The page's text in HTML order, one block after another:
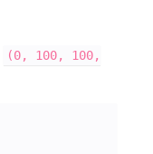
(0, 100, 100,